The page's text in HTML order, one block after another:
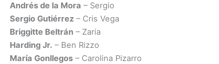
Andrés de la Mora – Sergio
Sergio Gutiérrez – Cris Vega
Briggitte Beltrán – Zaria
Harding Jr. – Ben Rizzo
María Gonllegos – Carolina Pizarro